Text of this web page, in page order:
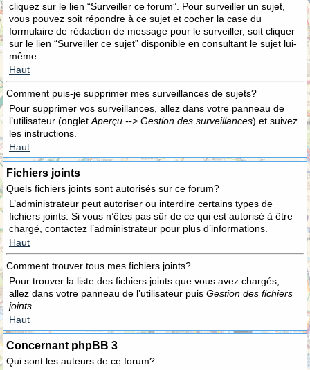
cliquez sur le lien “Surveiller ce forum”. Pour surveiller un sujet,
vous pouvez soit répondre à ce sujet et cocher la case du
formulaire de rédaction de message pour le surveiller, soit cliquer
sur le lien “Surveiller ce sujet” disponible en consultant le sujet lui-
même.
Haut
Comment puis-je supprimer mes surveillances de sujets?
Pour supprimer vos surveillances, allez dans votre panneau de
l’utilisateur (onglet Aperçu --> Gestion des surveillances) et suivez
les instructions.
Haut
Fichiers joints
Quels fichiers joints sont autorisés sur ce forum?
L’administrateur peut autoriser ou interdire certains types de
fichiers joints. Si vous n’êtes pas sûr de ce qui est autorisé à être
chargé, contactez l’administrateur pour plus d’informations.
Haut
Comment trouver tous mes fichiers joints?
Pour trouver la liste des fichiers joints que vous avez chargés,
allez dans votre panneau de l’utilisateur puis Gestion des fichiers
joints
Haut
Concernant phpBB 3
Qui sont les auteurs de ce forum?